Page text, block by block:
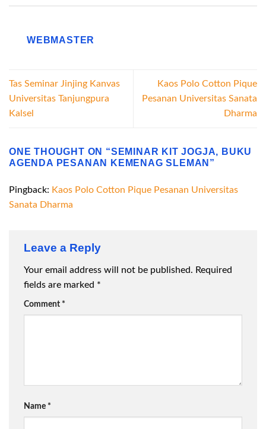
WEBMASTER
Tas Seminar Jinjing Kanvas
Universitas Tanjungpura
Kalsel
Kaos Polo Cotton Pique
Pesanan Universitas Sanata
Dharma
ONE THOUGHT ON “SEMINAR KIT JOGJA, BUKU
AGENDA PESANAN KEMENAG SLEMAN ”
Pingback: Kaos Polo Cotton Pique Pesanan Universitas
Sanata Dharma
Leave a Reply
Your email address will not be published. Required
fields are marked *
Comment *
Name *